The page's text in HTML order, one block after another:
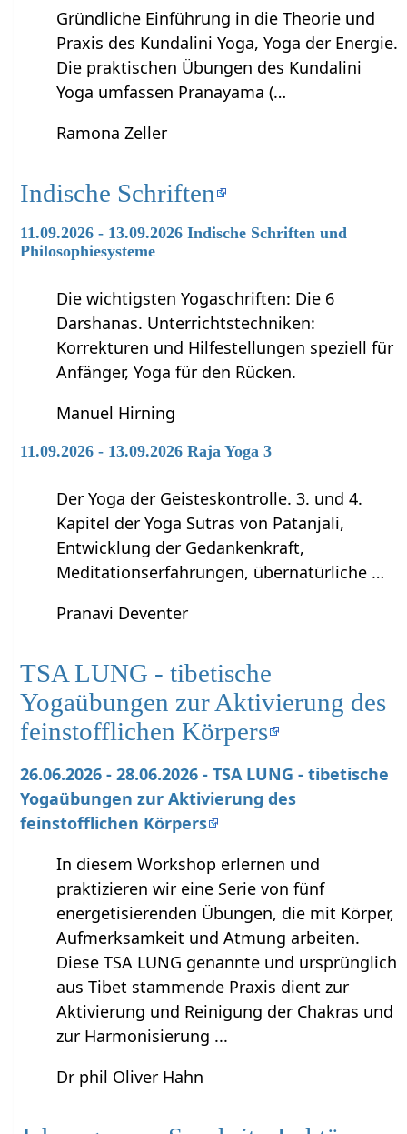
Gründliche Einführung in die Theorie und
Praxis des Kundalini Yoga, Yoga der Energie.
Die praktischen Übungen des Kundalini
Yoga umfassen Pranayama (…
Ramona Zeller
Indische Schriften
11.09.2026 - 13.09.2026 Indische Schriften und
Philosophiesysteme
Die wichtigsten Yogaschriften: Die 6
Darshanas. Unterrichtstechniken:
Korrekturen und Hilfestellungen speziell für
Anfänger, Yoga für den Rücken.
Manuel Hirning
11.09.2026 - 13.09.2026 Raja Yoga 3
Der Yoga der Geisteskontrolle. 3. und 4.
Kapitel der Yoga Sutras von Patanjali,
Entwicklung der Gedankenkraft,
Meditationserfahrungen, übernatürliche …
Pranavi Deventer
TSA LUNG - tibetische
Yogaübungen zur Aktivierung des
feinstofflichen Körpers
26.06.2026 - 28.06.2026 - TSA LUNG - tibetische
Yogaübungen zur Aktivierung des
feinstofflichen Körpers
In diesem Workshop erlernen und
praktizieren wir eine Serie von fünf
energetisierenden Übungen, die mit Körper,
Aufmerksamkeit und Atmung arbeiten.
Diese TSA LUNG genannte und ursprünglich
aus Tibet stammende Praxis dient zur
Aktivierung und Reinigung der Chakras und
zur Harmonisierung ...
Dr phil Oliver Hahn